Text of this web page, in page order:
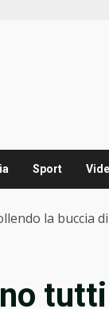
Sport
la buccia